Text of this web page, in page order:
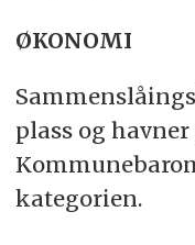
ØKONOMI
plass og havner
kategorien.